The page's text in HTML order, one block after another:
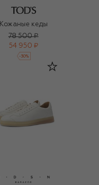
Кожаные кеды
78 500 ₽
54 950 ₽
-30%